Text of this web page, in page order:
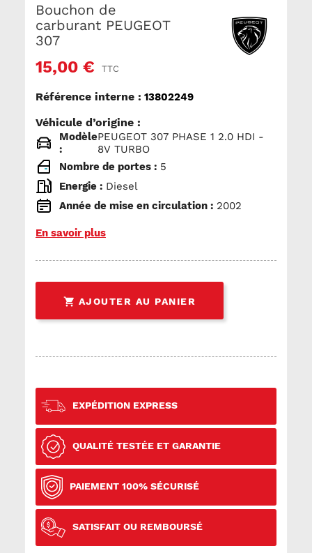
Bouchon de
carburant PEUGEOT
307
15,00 € TTC
Référence interne : 13802249
Véhicule d’origine :
Modèle
:
PEUGEOT 307 PHASE 1 2.0 HDI -
8V TURBO
Nombre de portes : 5
Energie : Diesel
Année de mise en circulation : 2002
En savoir plus
 AJOUTER AU PANIER
EXPÉDITION EXPRESS
QUALITÉ TESTÉE ET GARANTIE
PAIEMENT 100% SÉCURISÉ
SATISFAIT OU REMBOURSÉ